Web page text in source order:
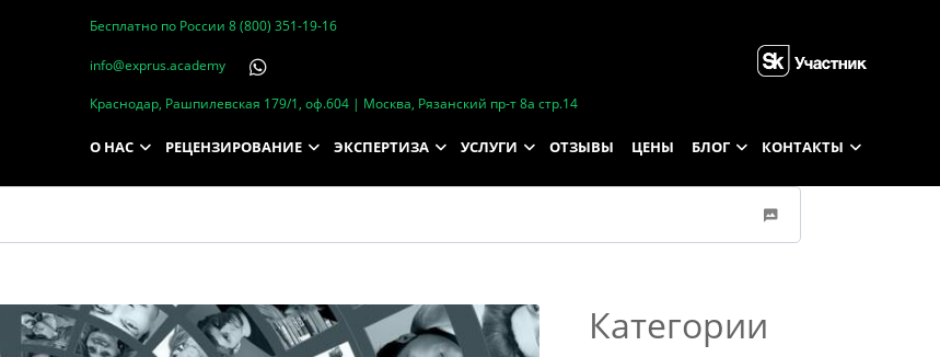
Бесплатно по России 8 (800) 351-19-16
info@exprus.academy
Краснодар, Рашпилевская 179/1, оф.604 | Москва, Рязанский пр-т 8а стр.14
О НАС РЕЦЕНЗИРОВАНИЕ ЭКСПЕРТИЗА УСЛУГИ ОТЗЫВЫ ЦЕНЫ БЛОГ КОНТАКТЫ
Категории